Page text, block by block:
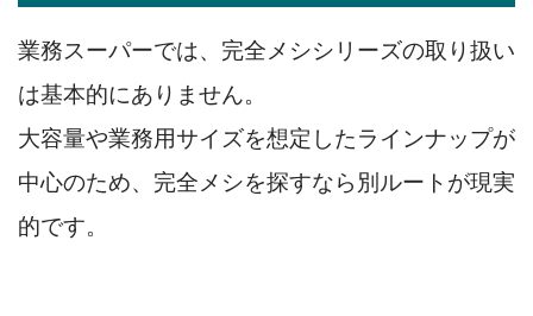
業務スーパーでは、完全メシシリーズの取り扱い
は基本的にありません。
大容量や業務用サイズを想定したラインナップが
中心のため、完全メシを探すなら別ルートが現実
的です。